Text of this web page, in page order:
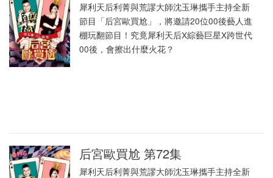
犀利天后利菁與荒謬大師沈玉琳攜手主持全新
節目「后宮歐買尬」，將邀請20位00後藝人進
棚玩翻節目！究竟犀利天后X綜藝巨星X跨世代
00後，會擦出什麼火花？
后宮歐買尬 第72集
犀利天后利菁與荒謬大師沈玉琳攜手主持全新